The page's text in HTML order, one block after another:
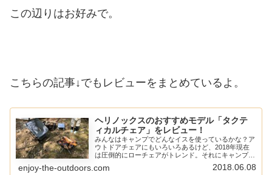
この辺りはお好みで。
こちらの記事↓でもレビューをまとめているよ。
ヘリノックスのおすすめモデル「タクテ
ィカルチェア」をレビュー！
みんなはキャンプでどんなイスを使っているかな？ア
ウトドアチェアにもいろいろあるけど、2018年現在
は圧倒的にローチェアがトレンド。それにキャンプっ
て思っている以上にチェアの上で過ごす時間が多いん
だよね。そのため、質の良いキャンプを楽しむには...
enjoy-the-outdoors.com 2018.06.08